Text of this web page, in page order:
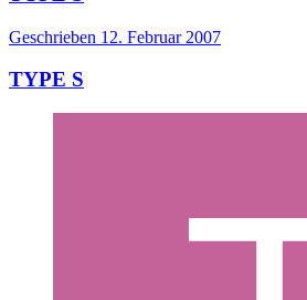
Geschrieben 12. Februar 2007
TYPE S